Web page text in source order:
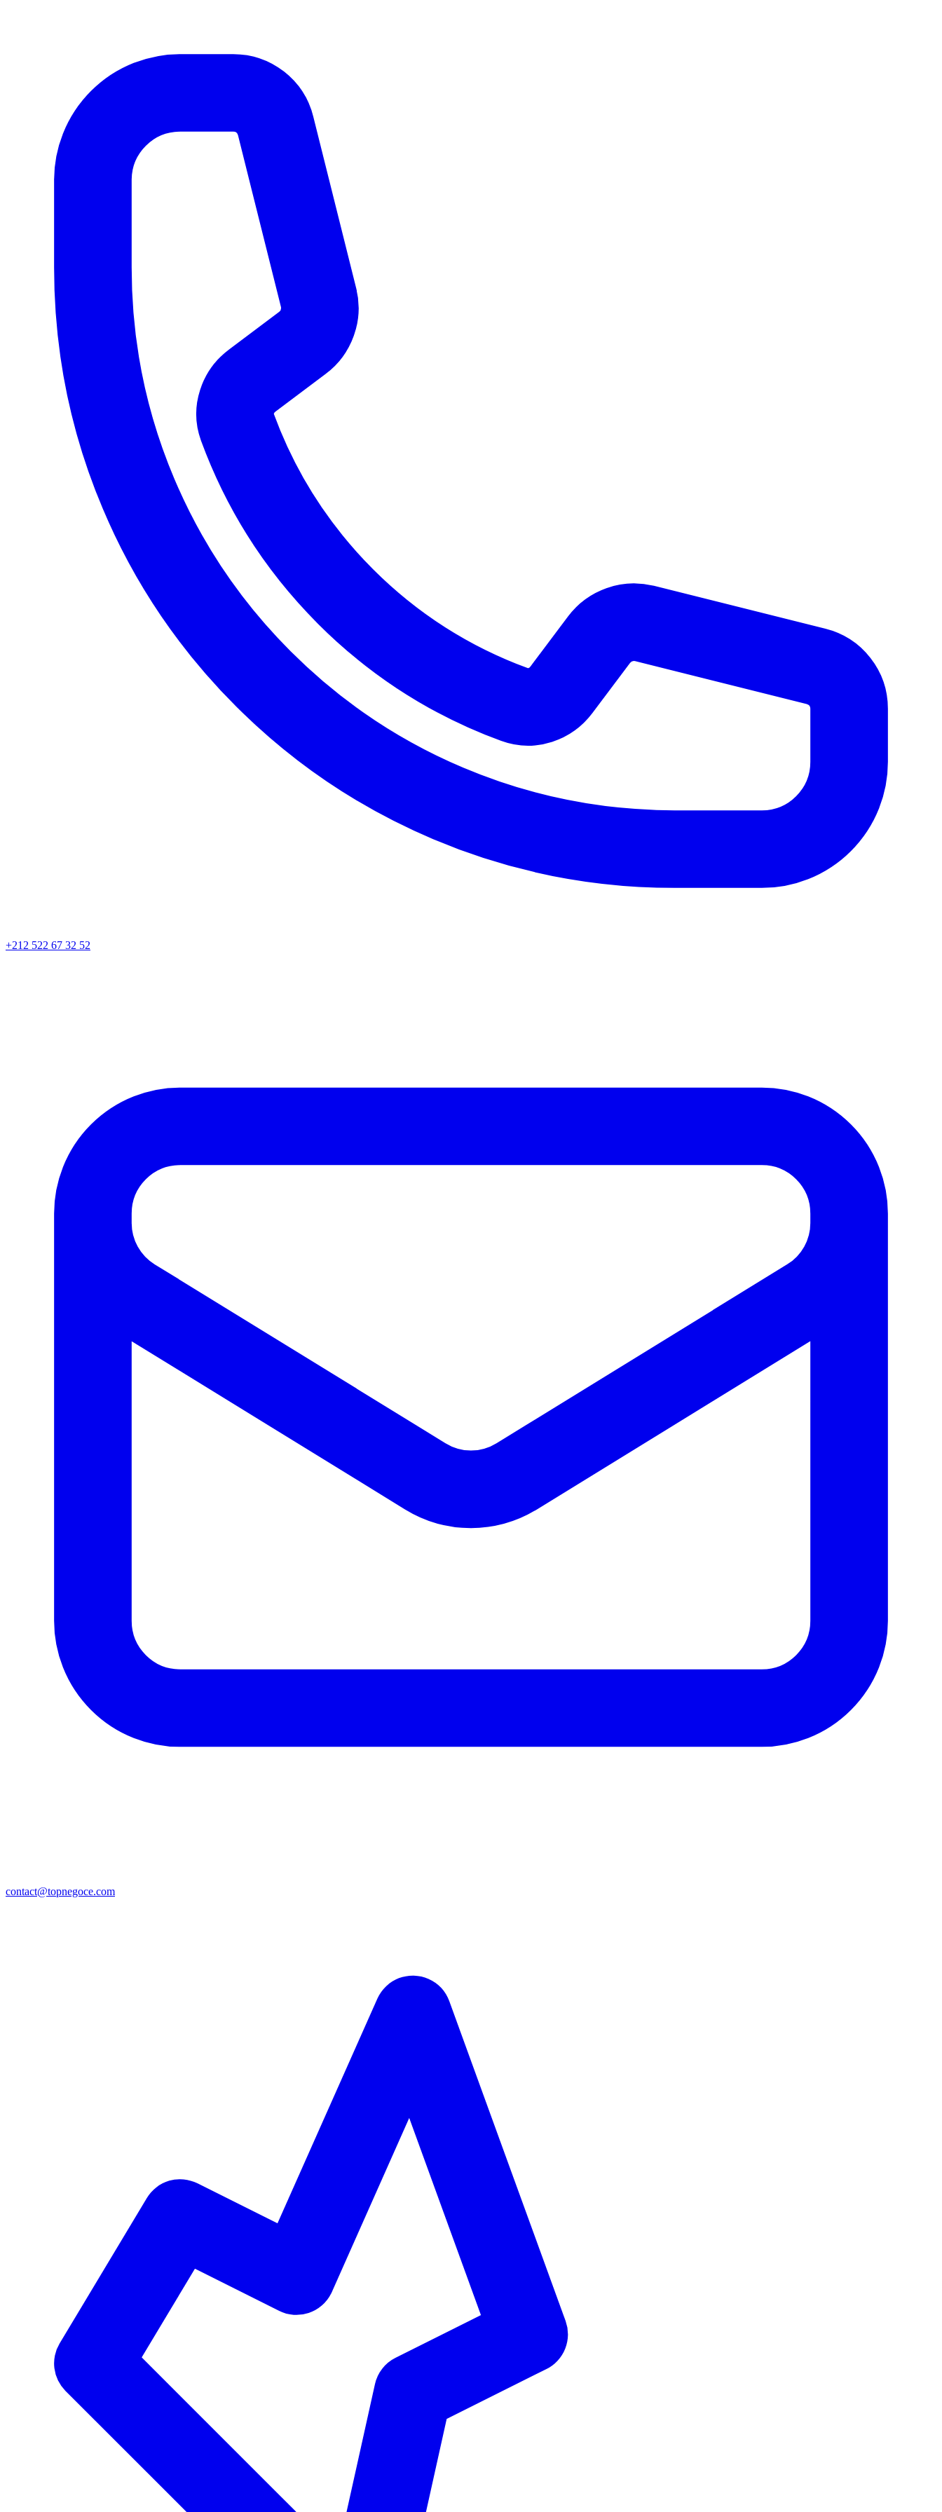
+212 522 67 32 52
contact@topnegoce.com